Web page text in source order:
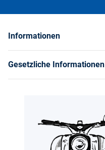
Informationen
Gesetzliche Informationen